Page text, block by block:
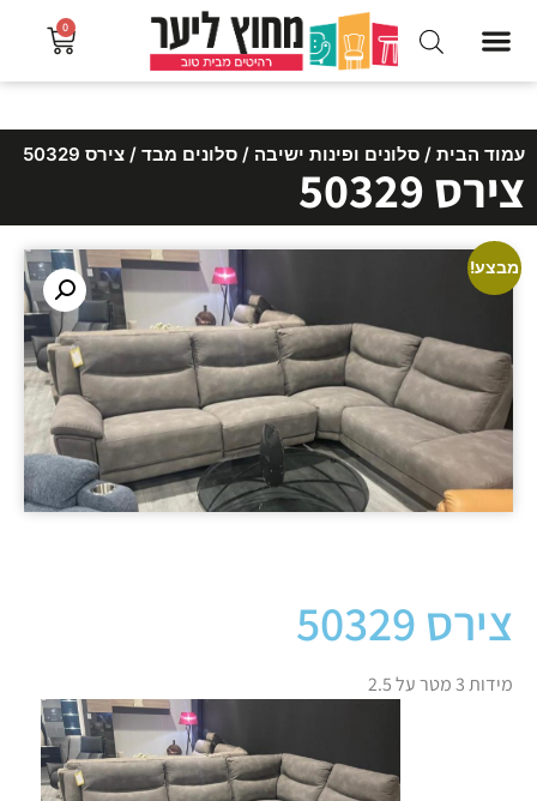
0
עמוד הבית / סלונים ופינות ישיבה / סלונים מבד / צירס 50329
צירס 50329
מבצע!
צירס 50329
מידות 3 מטר על 2.5